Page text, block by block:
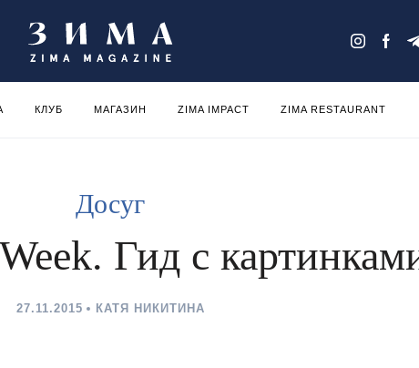
КЛУБ МАГАЗИН ZIMA IMPACT ZIMA RESTAURANT
Досуг
Гид с
27.11.2015 КАТЯ НИКИТИНА